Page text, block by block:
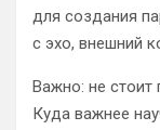
для создания
с эхо, внешний
Важно: не стоит
Куда важнее